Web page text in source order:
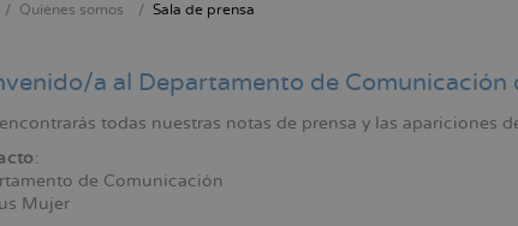
Quiénes somos Sala de prensa
a al Departamento de Comunicación
todas nuestras notas de prensa y las apariciones
:
de Comunicación
Mujer